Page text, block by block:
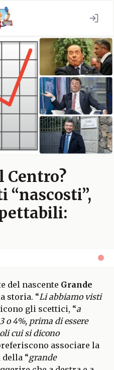
Centro?
“nascosti”,
del nascente Grande
storia. “Li abbiamo visti
gli scettici, “a
o 4%, prima di essere
cui si dicono
associare la
“grande